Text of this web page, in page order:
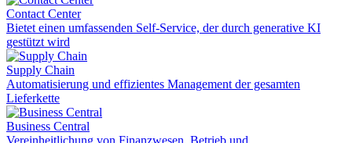
Contact Center
Bietet einen umfassenden Self-Service, der durch generative KI
gestützt wird
Supply Chain
Automatisierung und effizientes Management der gesamten
Lieferkette
Business Central
Vereinheitlichung von Finanzwesen, Betrieb und